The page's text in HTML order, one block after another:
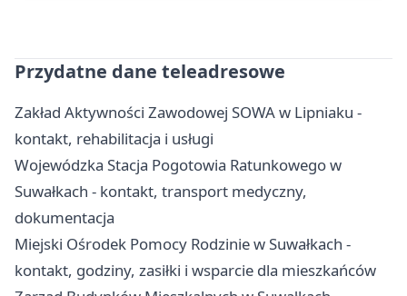
Przydatne dane teleadresowe
Zakład Aktywności Zawodowej SOWA w Lipniaku -
kontakt, rehabilitacja i usługi
Wojewódzka Stacja Pogotowia Ratunkowego w
Suwałkach - kontakt, transport medyczny,
dokumentacja
Miejski Ośrodek Pomocy Rodzinie w Suwałkach -
kontakt, godziny, zasiłki i wsparcie dla mieszkańców